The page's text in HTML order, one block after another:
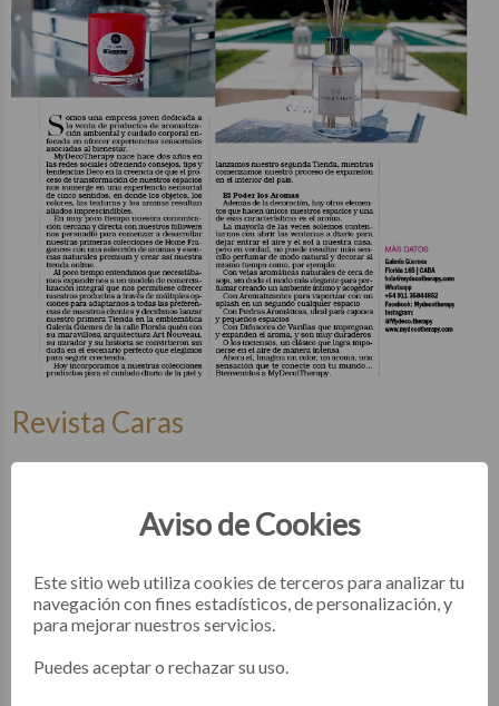
Revista Caras
Aviso de Cookies
Este sitio web utiliza cookies de terceros para analizar tu
navegación con fines estadísticos, de personalización, y
para mejorar nuestros servicios.
Puedes aceptar o rechazar su uso.